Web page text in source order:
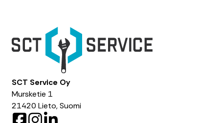
SCT Service Oy
Mursketie 1
21420 Lieto, Suomi
F